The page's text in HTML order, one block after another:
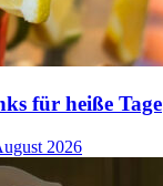
für heiße Tage
2026